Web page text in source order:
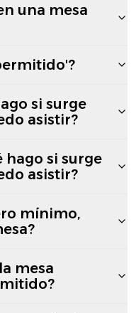
una mesa
si surge
asistir?
hago si surge
asistir?
mínimo,
mesa